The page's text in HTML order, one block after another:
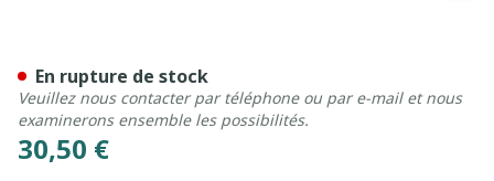
30,50 €
En rupture de stock
Veuillez nous contacter par téléphone ou par e-mail et nous
examinerons ensemble les possibilités.